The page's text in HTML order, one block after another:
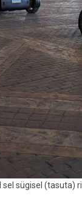
sel sügisel